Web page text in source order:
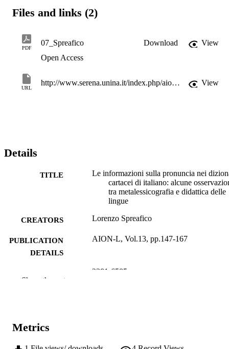
Files and links (2)
PDF
07_Spreafico Download
View
Open Access
URL
http://www.serena.unina.it/index.php/aionlin/article/view/11312 View
Details
TITLE
Le informazioni sulla pronuncia nei
cartacei di italiano: alcune
tra metalessicografia e didattica delle
lingue
CREATORS Lorenzo Spreafico
PUBLICATION
DETAILS
AION-L, Vol.13, pp.147-167
2281-6585
NUMBER OF
Show the rest
Metrics